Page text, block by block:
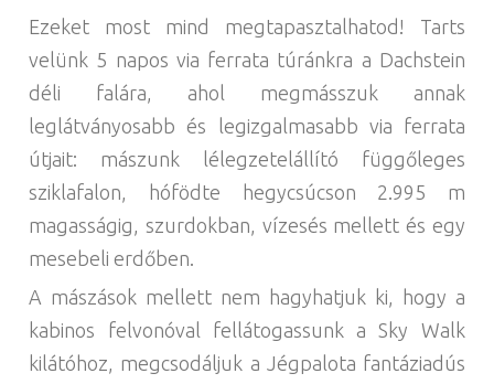
Ezeket most mind megtapasztalhatod! Tarts
velünk 5 napos via ferrata túránkra a Dachstein
déli falára, ahol megmásszuk annak
leglátványosabb és legizgalmasabb via ferrata
útjait: mászunk lélegzetelállító függőleges
sziklafalon, hófödte hegycsúcson 2.995 m
magasságig, szurdokban, vízesés mellett és egy
mesebeli erdőben.
A mászások mellett nem hagyhatjuk ki, hogy a
kabinos felvonóval fellátogassunk a Sky Walk
kilátóhoz, megcsodáljuk a Jégpalota fantáziadús